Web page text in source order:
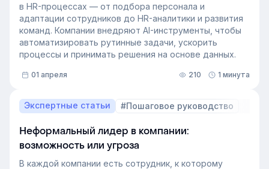
в HR-процессах — от подбора персонала и
адаптации сотрудников до HR-аналитики и развития
команд. Компании внедряют AI-инструменты, чтобы
автоматизировать рутинные задачи, ускорить
процессы и принимать решения на основе данных.
01 апреля 210 1 минута
Экспертные статьи #Пошаговое руководство
Неформальный лидер в компании:
возможность или угроза
В каждой компании есть сотрудник, к которому